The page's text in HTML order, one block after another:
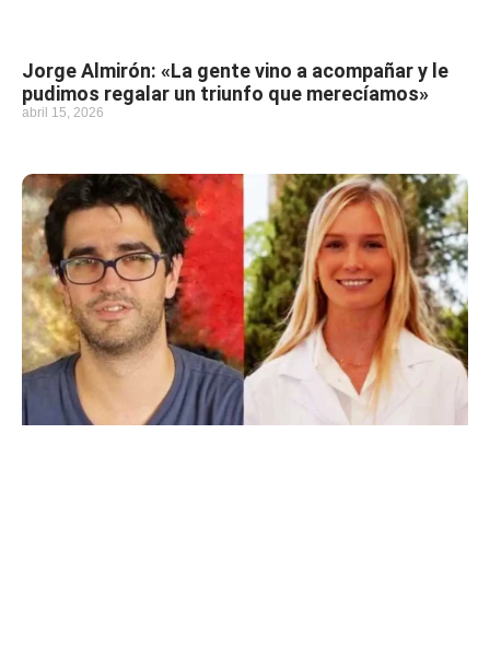
Jorge Almirón: «La gente vino a acompañar y le
pudimos regalar un triunfo que merecíamos»
abril 15, 2026